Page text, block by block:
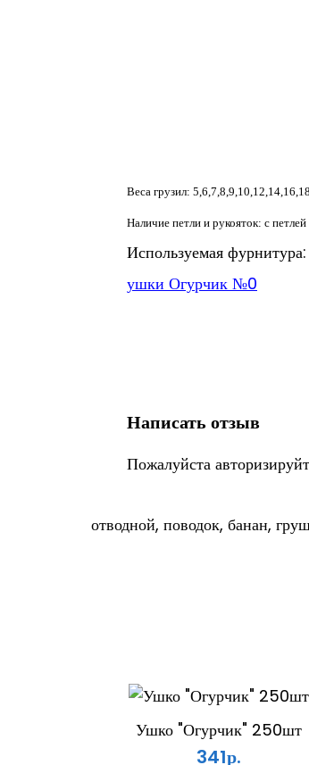
Веса грузил: 5,6,7,8,9,10,12,14,16,18
Наличие петли и рукояток: c
Используемая фурнитура:
ушки Огурчик №0
Написать отзыв
Пожалуйста
отводной, поводок, банан,
Ушко "Огурчик" 250шт
341р.